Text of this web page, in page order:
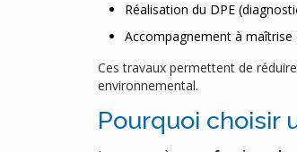
Réalisation du DPE
Accompagnement à
Ces travaux permettent de
environnemental.
Pourquoi choisir